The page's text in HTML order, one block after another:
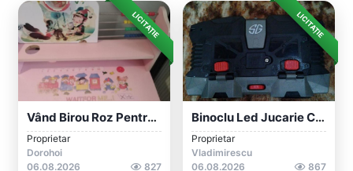
LICITAȚIE
Vând Birou Roz Pentru Copii
Proprietar
Dorohoi
06.08.2026
827
LICITAȚIE
Binoclu Led Jucarie Copii 13 Cm
Proprietar
Vladimirescu
06.08.2026
867